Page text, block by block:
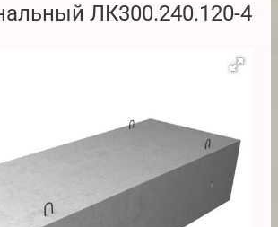
ЛК300.240.120-4